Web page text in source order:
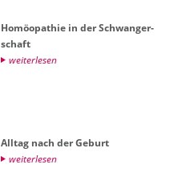
Ho­möo­pa­thie in der Schwan­ger­
schaft
wei­ter­le­sen
All­tag nach der Ge­burt
wei­ter­le­sen